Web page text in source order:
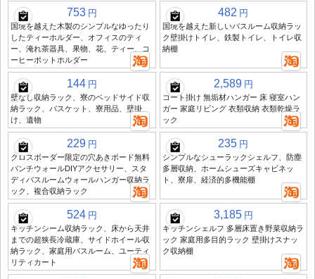
753 円
国境を越えた木製のシンプルなゆったり
したティーホルダー、オフィスのティ
ー、淹れ茶器具、果物、花、ティー、コ
ーヒーポットホルダー
482 円
国境を越えた新しいバスルーム収納ラッ
ク壁掛けトイレ、鉄製トイレ、トイレ収
納棚
144 円
壁なし収納ラック、寮のベッドサイド収
納ラック、バスケット、寮用品、壁掛
け、遺物
2,589 円
コート掛け 無垢材ハンガー 床 寝室ハン
ガー 家庭リビング 衣類収納 衣類乾燥ラ
ック
229 円
クロスボーダー限定の穴あきボード無料
パンチウォールDIYアクセサリー、スタ
ディバスルームウォールハンガー収納ラ
ック、複合収納ラック
235 円
シンプルなシューラックシェルフ、防塵
多層収納、ホームシューズキャビネッ
ト、寮扉、経済的多機能棚
524 円
キッチンシーム収納ラック、床から天井
までの超狭長冷蔵庫、サイドホイール収
納ラック、家庭用バスルーム、ユーティ
リティカート
3,185 円
キッチンシェルフ 多層床置き野菜収納ラ
ック 家庭用多目的ラック 壁掛けスナッ
ク収納棚